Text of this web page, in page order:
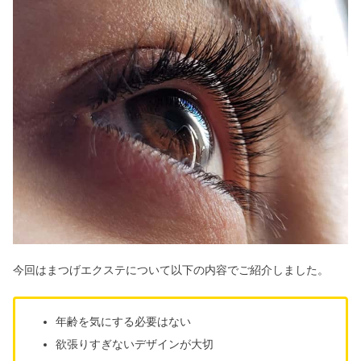
今回はまつげエクステについて以下の内容でご紹介しました。
年齢を気にする必要はない
欲張りすぎないデザインが大切